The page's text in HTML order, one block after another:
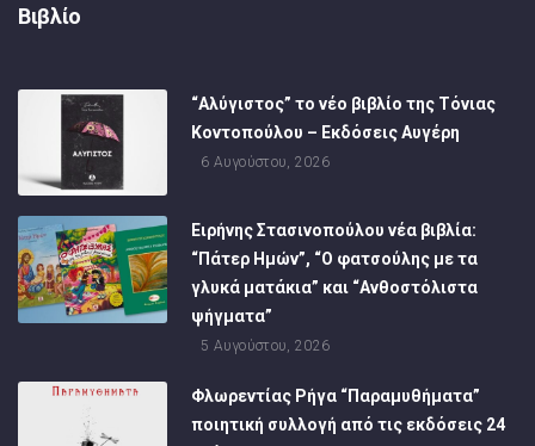
Βιβλίο
“Αλύγιστος” το νέο βιβλίο της Τόνιας
Κοντοπούλου – Εκδόσεις Αυγέρη
6 Αυγούστου, 2026
Ειρήνης Στασινοπούλου νέα βιβλία:
“Πάτερ Ημών”, “Ο φατσούλης με τα
γλυκά ματάκια” και “Ανθοστόλιστα
ψήγματα”
5 Αυγούστου, 2026
Φλωρεντίας Ρήγα “Παραμυθήματα”
ποιητική συλλογή από τις εκδόσεις 24